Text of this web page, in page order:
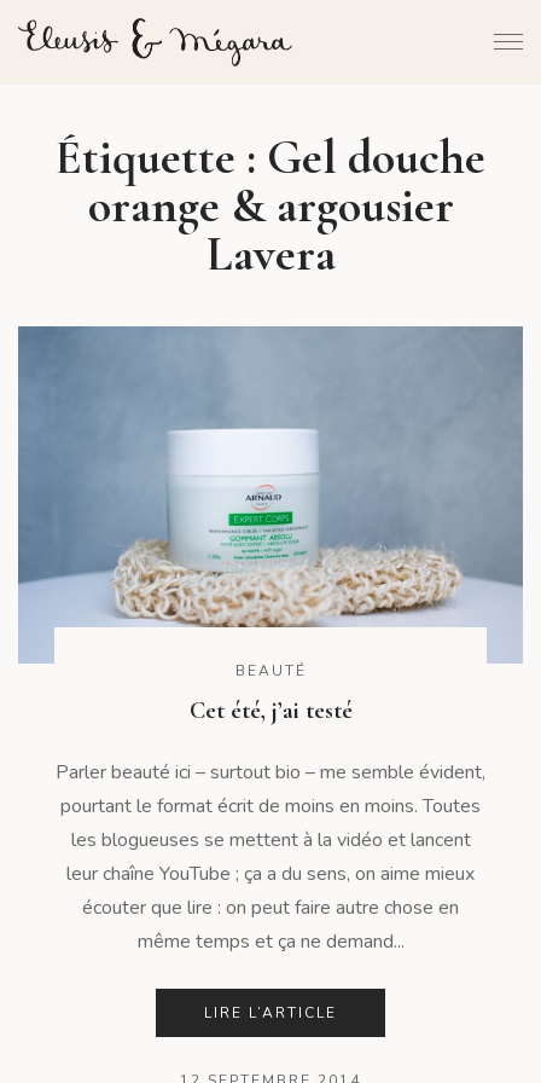
Étiquette : Gel douche
orange & argousier
Lavera
BEAUTÉ
Cet été, j’ai testé
Parler beauté ici – surtout bio – me semble évident,
pourtant le format écrit de moins en moins. Toutes
les blogueuses se mettent à la vidéo et lancent
leur chaîne YouTube ; ça a du sens, on aime mieux
écouter que lire : on peut faire autre chose en
même temps et ça ne demand...
LIRE L’ARTICLE